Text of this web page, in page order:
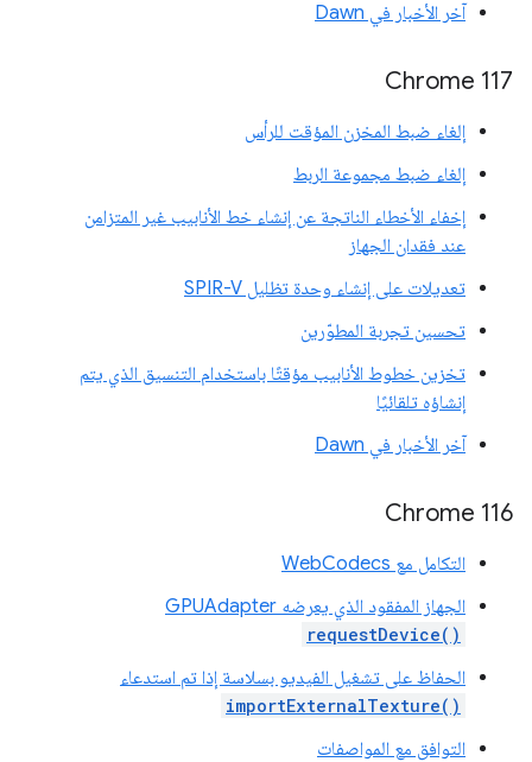
آخر الأخبار في Dawn
Chrome 117
إلغاء ضبط المخزن المؤقت للرأس
إلغاء ضبط مجموعة الربط
إخفاء الأخطاء الناتجة عن إنشاء خط الأنابيب غير المتزامن
عند فقدان الجهاز
تعديلات على إنشاء وحدة تظليل SPIR-V
تحسين تجربة المطوّرين
تخزين خطوط الأنابيب مؤقتًا باستخدام التنسيق الذي يتم
إنشاؤه تلقائيًا
آخر الأخبار في Dawn
Chrome 116
التكامل مع WebCodecs
الجهاز المفقود الذي يعرضه GPUAdapter
requestDevice()
الحفاظ على تشغيل الفيديو بسلاسة إذا تم استدعاء
importExternalTexture()
التوافق مع المواصفات